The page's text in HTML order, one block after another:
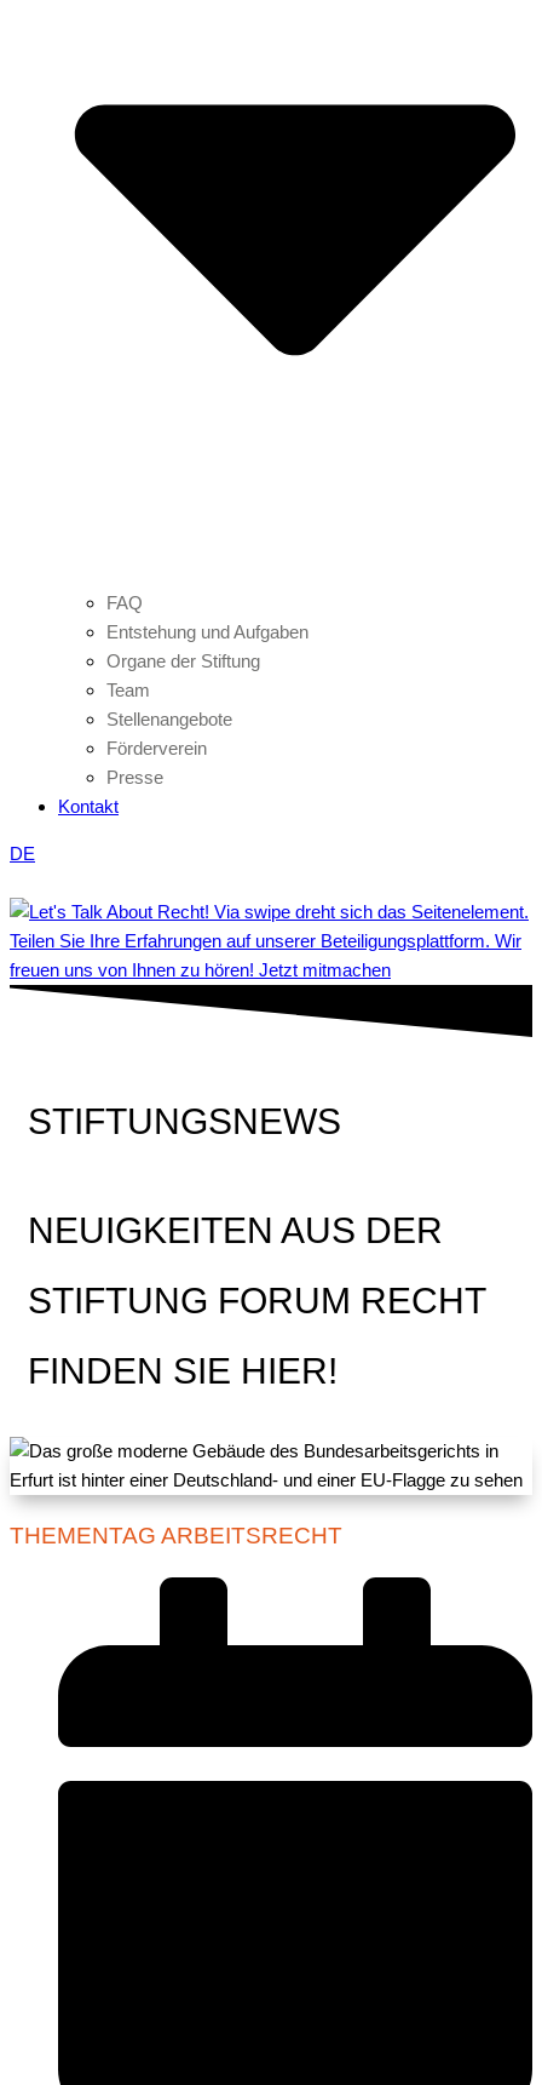
FAQ
Entstehung und Aufgaben
Organe der Stiftung
Team
Stellenangebote
Förderverein
Presse
Kontakt
DE
Teilen Sie Ihre Erfahrungen auf unserer Beteiligungsplattform. Wir
freuen uns von Ihnen zu hören! Jetzt mitmachen
STIFTUNGSNEWS
NEUIGKEITEN AUS DER
STIFTUNG FORUM RECHT
FINDEN SIE HIER!
THEMENTAG ARBEITSRECHT